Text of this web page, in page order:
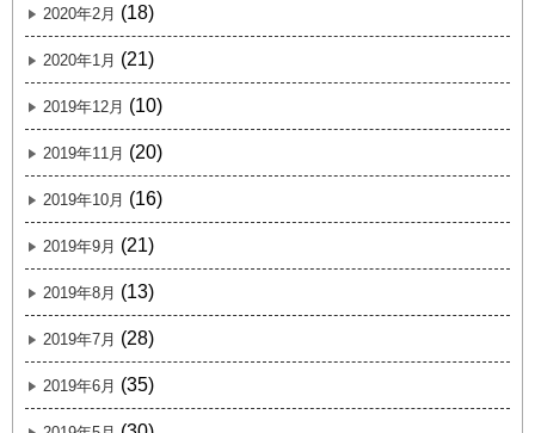
2020年2月 (18)
2020年1月 (21)
2019年12月 (10)
2019年11月 (20)
2019年10月 (16)
2019年9月 (21)
2019年8月 (13)
2019年7月 (28)
2019年6月 (35)